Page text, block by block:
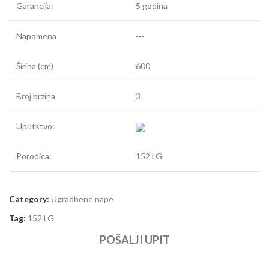
Garancija: 5 godina
Napomena ---
Širina (cm) 600
Broj brzina 3
Uputstvo:
Porodica: 152 LG
Category: Ugradbene nape
Tag: 152 LG
POŠALJI UPIT